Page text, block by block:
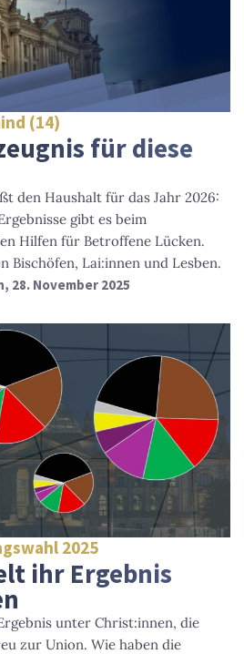
(14)
für diese
den Haushalt für das Jahr 2026:
gibt es beim
Hilfen für Betroffene Lücken.
Bischöfen, Lai:innen und Lesben.
, 28. November 2025
2025
ihr Ergebnis
unter Christ:innen, die
zur Union. Wie haben die